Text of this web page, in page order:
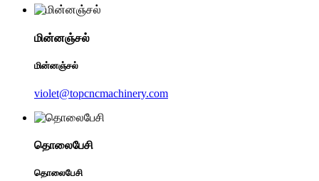
மின்னஞ்சல்
மின்னஞ்சல்
violet@topcncmachinery.com
தொலைபேசி
தொலைபேசி